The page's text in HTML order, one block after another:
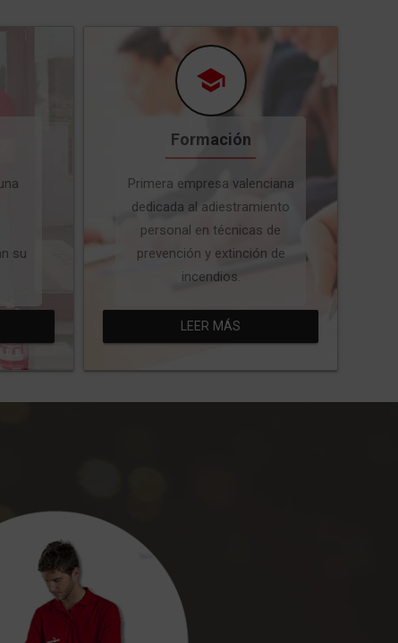
su
Formación
Primera empresa valenciana
dedicada al adiestramiento
personal en técnicas de
prevención y extinción de
incendios.
LEER MÁS